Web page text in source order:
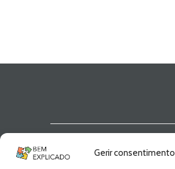
Gerir consentimento
Newsletter Bem
Explicado